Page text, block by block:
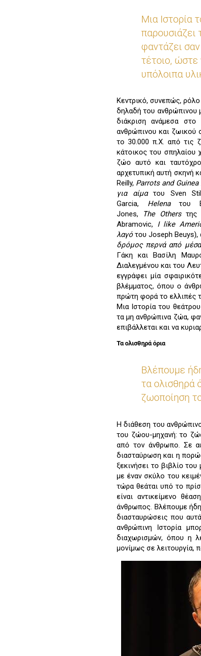
Μια Ιστορία
φαντάζει
τέτοιο, ώστε
υπόλοιπα
Κεντρικό, συνεπώς,
δηλαδή του ανθρώπινου
διάκριση ανάμεσα
ανθρώπινου και ζωικού
το 30.000 π.Χ. από τις
κάτοικος του σπηλαίου
ζώο αυτό και
αρχετυπική αυτή σκηνή
Reilly, Parrots and Guinea
για αίματου Sven
Garcia, Helenaτου
Jones, The Othersτης
Abramovic, I like
λαγότου Joseph Beuys),
δρόμος περνά από
Γάκη και Βασίλη
Διαλεγμένου και του
εγγράφει μία
βλέμματος, όπου ο
πρώτη φορά το ελλιπές
Μια Ιστορία του
τα μη ανθρώπινα ζώα,
επιβάλλεται και να
Τα ολισθηρά όρια
Βλέπουμε
τα ολισθηρά
ζωοποίηση
Η διάθεση του
του ζώου-μηχανή: το
από τον άνθρωπο. Σε
διασταύρωση και η
ξεκινήσει το βιβλίο
με έναν σκύλο του
τώρα θεάται υπό το
είναι αντικείμενο
άνθρωπος. Βλέπουμε ήδη
διασταυρώσεις που
ανθρώπινη Ιστορία
διαχωρισμών, όπου η
μονίμως σε λειτουργία,